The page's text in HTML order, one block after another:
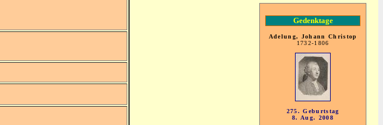
Gedenktage
Adelung, Johann Christop
1732-1806
275. Geburtstag
8. Aug. 2008